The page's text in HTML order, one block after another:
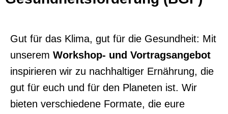
Gut für das Klima, gut für die Gesundheit: Mit
unserem Workshop- und Vortragsangebot
inspirieren wir zu nachhaltiger Ernährung, die
gut für euch und für den Planeten ist. Wir
bieten verschiedene Formate, die eure